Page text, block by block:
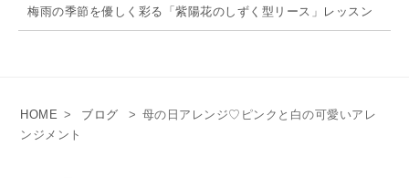
梅雨の季節を優しく彩る「紫陽花のしずく型リース」レッスン
HOME > ブログ > 母の日アレンジ♡ピンクと白の可愛いアレ
ンジメント